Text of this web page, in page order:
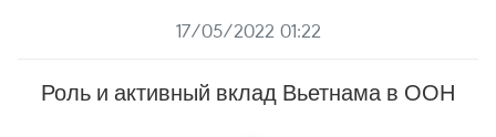
17/05/2022 01:22
Роль и активный вклад Вьетнама в ООН